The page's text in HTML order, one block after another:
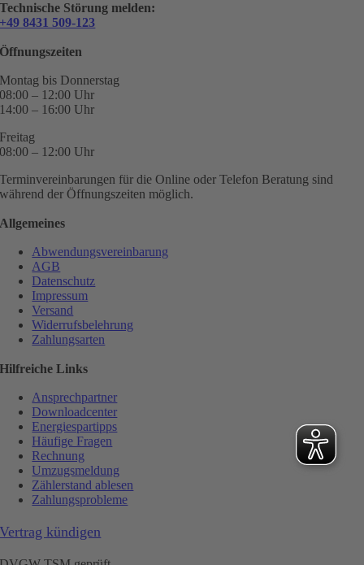
Technische Störung melden:
+49 8431 509-123
Öffnungszeiten
Montag bis Donnerstag
08:00 – 12:00 Uhr
14:00 – 16:00 Uhr
Freitag
08:00 – 12:00 Uhr
Terminvereinbarungen für die Online oder Telefon Beratung sind
während der Öffnungszeiten möglich.
Allgemeines
Abwendungsvereinbarung
AGB
Datenschutz
Impressum
Versand
Widerrufsbelehrung
Zahlungsarten
Hilfreiche Links
Ansprechpartner
Downloadcenter
Energiespartipps
Häufige Fragen
Rechnung
Umzugsmeldung
Zählerstand ablesen
Zahlungsprobleme
Vertrag kündigen